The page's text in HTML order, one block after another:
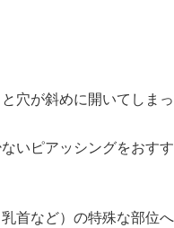
穴が斜めに開いてしま
いピアッシングをおすす
首など）の特殊な部位